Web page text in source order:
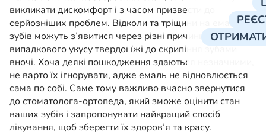
викликати дискомфорт і з часом призвести до
серйозніших проблем. Відколи та тріщини на емалі
зубів можуть з’явитися через різні причини — від
випадкового укусу твердої їжі до скрипіння зубами
вночі. Хоча деякі пошкодження здаються незначними,
не варто їх ігнорувати, адже емаль не відновлюється
сама по собі. Саме тому важливо вчасно звернутися
до стоматолога-ортопеда, який зможе оцінити стан
ваших зубів і запропонувати найкращий спосіб
лікування, щоб зберегти їх здоров’я та красу.